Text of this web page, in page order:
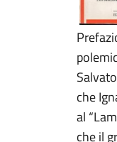
che
al
che il